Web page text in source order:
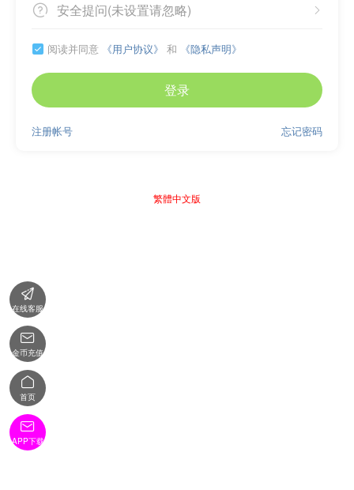
 
安全提问(未设置请忽略)
 阅读并同意 《用户协议》 和 《隐私声明》
登录
忘记密码
注册帐号
繁體中文版

在线客服

金币充值

首页

APP下载